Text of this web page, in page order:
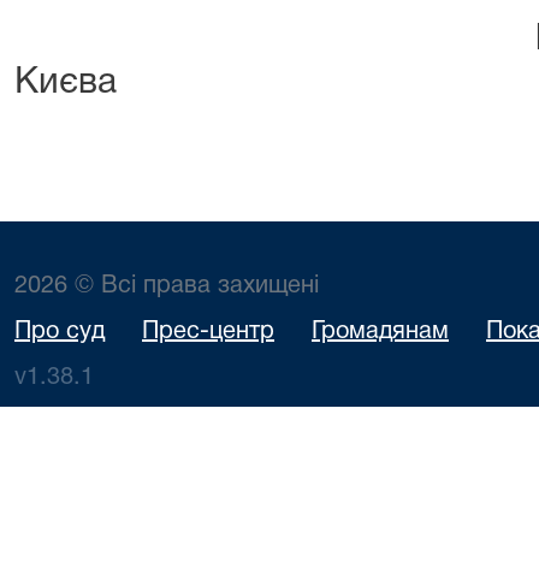
Києва
2026 © Всі права захищені
Про суд Прес-центр Громадянам
v1.38.1